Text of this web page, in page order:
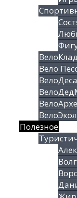
Вело
Полезное